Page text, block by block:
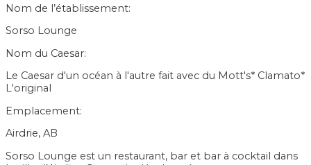
Nom de l’établissement:
Sorso Lounge
Nom du Caesar:
Le Caesar d'un océan à l'autre fait avec du Mott's* Clamato*
L'original
Emplacement:
Airdrie, AB
Sorso Lounge est un restaurant, bar et bar à cocktail dans